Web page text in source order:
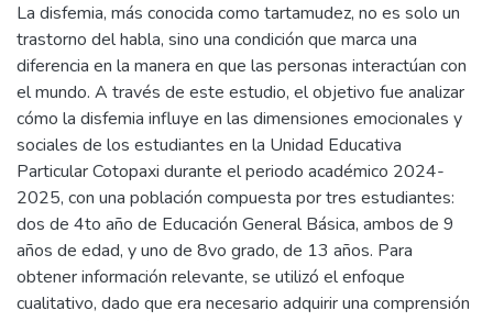
La disfemia, más conocida como tartamudez, no es solo un
trastorno del habla, sino una condición que marca una
diferencia en la manera en que las personas interactúan con
el mundo. A través de este estudio, el objetivo fue analizar
cómo la disfemia influye en las dimensiones emocionales y
sociales de los estudiantes en la Unidad Educativa
Particular Cotopaxi durante el periodo académico 2024-
2025, con una población compuesta por tres estudiantes:
dos de 4to año de Educación General Básica, ambos de 9
años de edad, y uno de 8vo grado, de 13 años. Para
obtener información relevante, se utilizó el enfoque
cualitativo, dado que era necesario adquirir una comprensión